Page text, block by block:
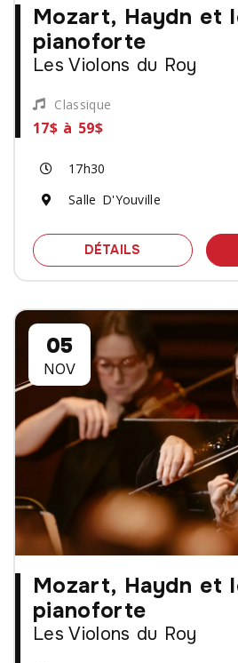
Mozart, Haydn et
pianoforte
Les Violons du Roy
Classique
17$ à 59$
17h30
Salle D'Youville
DÉTAILS SPECTACLE
05
NOV
Mozart, Haydn et
pianoforte
Les Violons du Roy